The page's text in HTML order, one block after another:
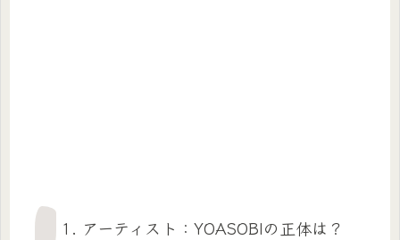
1. アーティスト：YOASOBIの正体は？